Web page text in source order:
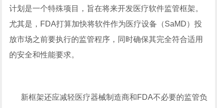
计划是一个特殊项目，旨在将来开发医疗软件监管框架。
尤其是，FDA打算加快将软件作为医疗设备（SaMD）投
放市场之前要执行的监管程序，同时确保其完全符合适用
的安全和性能要求。
新框架还应减轻医疗器械制造商和FDA不必要的监管负